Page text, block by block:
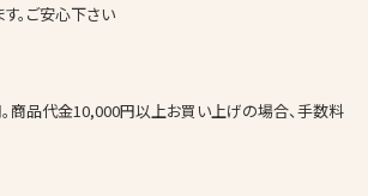
。ご安心下さい
商品代金10,000円以上お買い上げの場合、手数料